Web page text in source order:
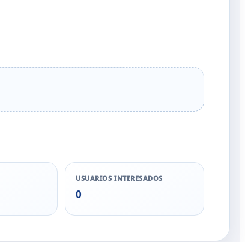
USUARIOS INTERESADOS
0